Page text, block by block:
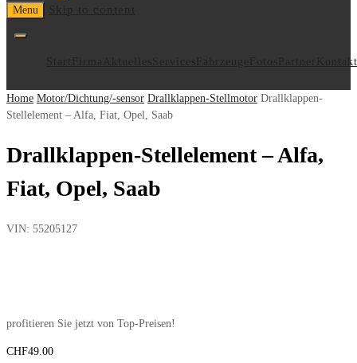
Menu
Kontakt
Home Motor/Dichtung/-sensor Drallklappen-Stellmotor Drallklappen-
Stellelement – Alfa, Fiat, Opel, Saab
Drallklappen-Stellelement – Alfa,
Fiat, Opel, Saab
VIN: 55205127
profitieren Sie jetzt von Top-Preisen!
CHF49.00